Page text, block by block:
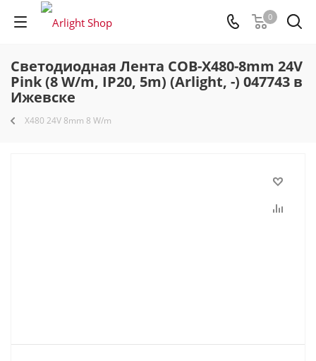
0
Светодиодная Лента COB-X480-8mm 24V
Pink (8 W/m, IP20, 5m) (Arlight, -) 047743 в
Ижевске
X480 24V 8mm 8 W/m